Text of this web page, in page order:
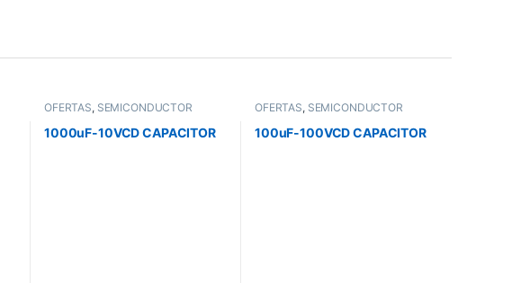
OFERTAS, SEMICONDUCTOR
1000uF-10VCD CAPACITOR
OFERTAS, SEMICONDUCTOR
100uF-100VCD CAPACITOR